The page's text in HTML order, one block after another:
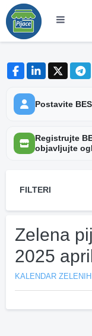
Postavite
Registrujte
objavljujte
FILTERI
Zelena
2025
KALENDAR